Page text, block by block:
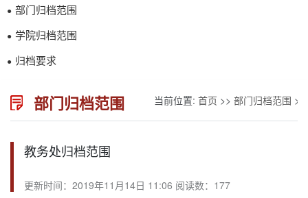
● 部门归档范围
● 学院归档范围
● 归档要求
部门归档范围 当前位置: 首页 >> 部门归档范围
教务处归档范围
更新时间：2019年11月14日 11:06 阅读数： 177